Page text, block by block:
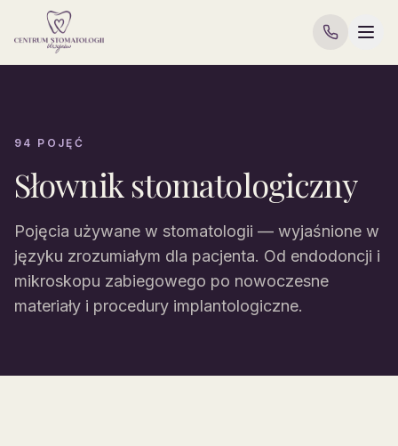
94 POJĘĆ
Słownik stomatologiczny
Pojęcia używane w stomatologii — wyjaśnione w
języku zrozumiałym dla pacjenta. Od endodoncji i
mikroskopu zabiegowego po nowoczesne
materiały i procedury implantologiczne.